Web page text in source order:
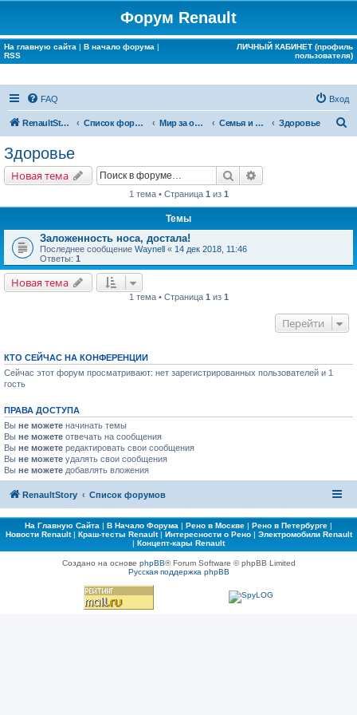
Форум Renault
На главную сайта | В начало форума |
RSS
ЛИЧНЫЙ КАБИНЕТ (профиль
пользователя)
FAQ Вход
RenaultStory Список форумов Мир за окном Renault Семья и дом Здоровье
Здоровье
Новая тема Поиск
1 тема • Страница 1 из 1
Темы
Заложенность носа, достала!
Последнее сообщение Waynell « 14 дек 2018, 11:46
Ответы: 1
Новая тема
1 тема • Страница 1 из 1
Перейти
КТО СЕЙЧАС НА КОНФЕРЕНЦИИ
Сейчас этот форум просматривают: нет зарегистрированных пользователей и 1
гость
ПРАВА ДОСТУПА
Вы не можете начинать темы
Вы не можете отвечать на сообщения
Вы не можете редактировать свои сообщения
Вы не можете удалять свои сообщения
Вы не можете добавлять вложения
RenaultStory Список форумов
На Главную Сайта | В Начало Форума | Рено в Москве | Рено в Петербурге |
Новости Renault| Краш-тесты Renault| Интересности о Рено| Электромобили Renault
| Концепт-кары Renault
Создано на основе phpBB® Forum Software © phpBB Limited
Русская поддержка phpBB